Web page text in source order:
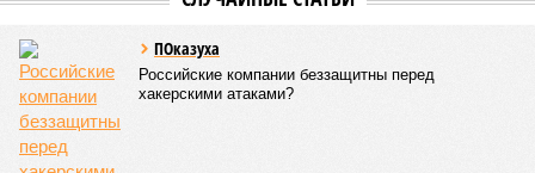
клочка суши. Но второе место удивляет – оно,
оказывается, за Гонконгом. Если в Монако
большинство доживают до 87 лет, то в Гонконге – до
85 с копейками. «Бронза» за Японией – почти 85 лет.
Далее следуют Южная Корея, Швейцария и Австралия.
Средняя продолжительность жизни в России – 74,2
года, от лидеров рейтинга мы очень далеки. Впрочем,